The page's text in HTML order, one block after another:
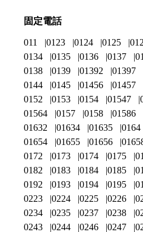
固定電話
011 0123 0124 0125
0134
0135 0136 0137
0138
0139 01392 01397
0144
0145 01456 01457
0152
0153 0154 01547
01564
0157 0158 01586
01632
01634 01635 0164
01654
01655 01656
0172
0173 0174 0175
0182
0183 0184 0185
0192
0193 0194 0195
0223
0224 0225 0226
0234
0235 0237 0238
0243
0244 0246 0247